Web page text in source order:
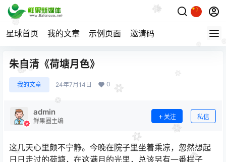
星球首页 我的文章 示例页面 邀请码
朱自清《荷塘月色》
我的文章 24年7月14日 0
admin
鲜果圈主编
关注 私信
这几天心里颇不宁静。今晚在院子里坐着乘凉，忽然想起
日日走过的荷塘，在这满月的光里，总该另有一番样子